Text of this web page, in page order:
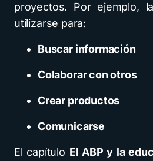
proyectos. Por ejemplo,
utilizarse para:
Buscar información
Colaborar con otros
Crear productos
Comunicarse
El capítulo El ABP y la